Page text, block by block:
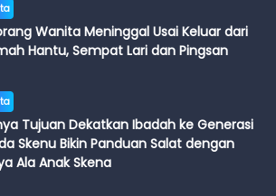
Wanita Meninggal Usai Keluar dari
Hantu, Sempat Lari dan Pingsan
Tujuan Dekatkan Ibadah ke Generasi
Skenu Bikin Panduan Salat dengan
Ala Anak Skena